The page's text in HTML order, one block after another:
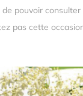
pouvoir
pas cette